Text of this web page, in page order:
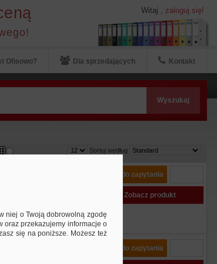
Ofisowo? Dla sprzedających Kontakt
Witaj , zaloguj się!
Sortuj według
kasety; system ...
Dodaj do zapytania
Zobacz produkt
Dodaj do zapytania
niej o Twoją dobrowolną zgodę
oraz przekazujemy informacje o
się na poniższe. Możesz też